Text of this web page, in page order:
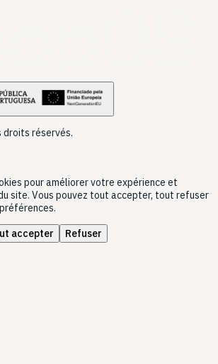
droits réservés.
pour améliorer votre expérience et
site. Vous pouvez tout accepter, tout refuser
accepter Refuser